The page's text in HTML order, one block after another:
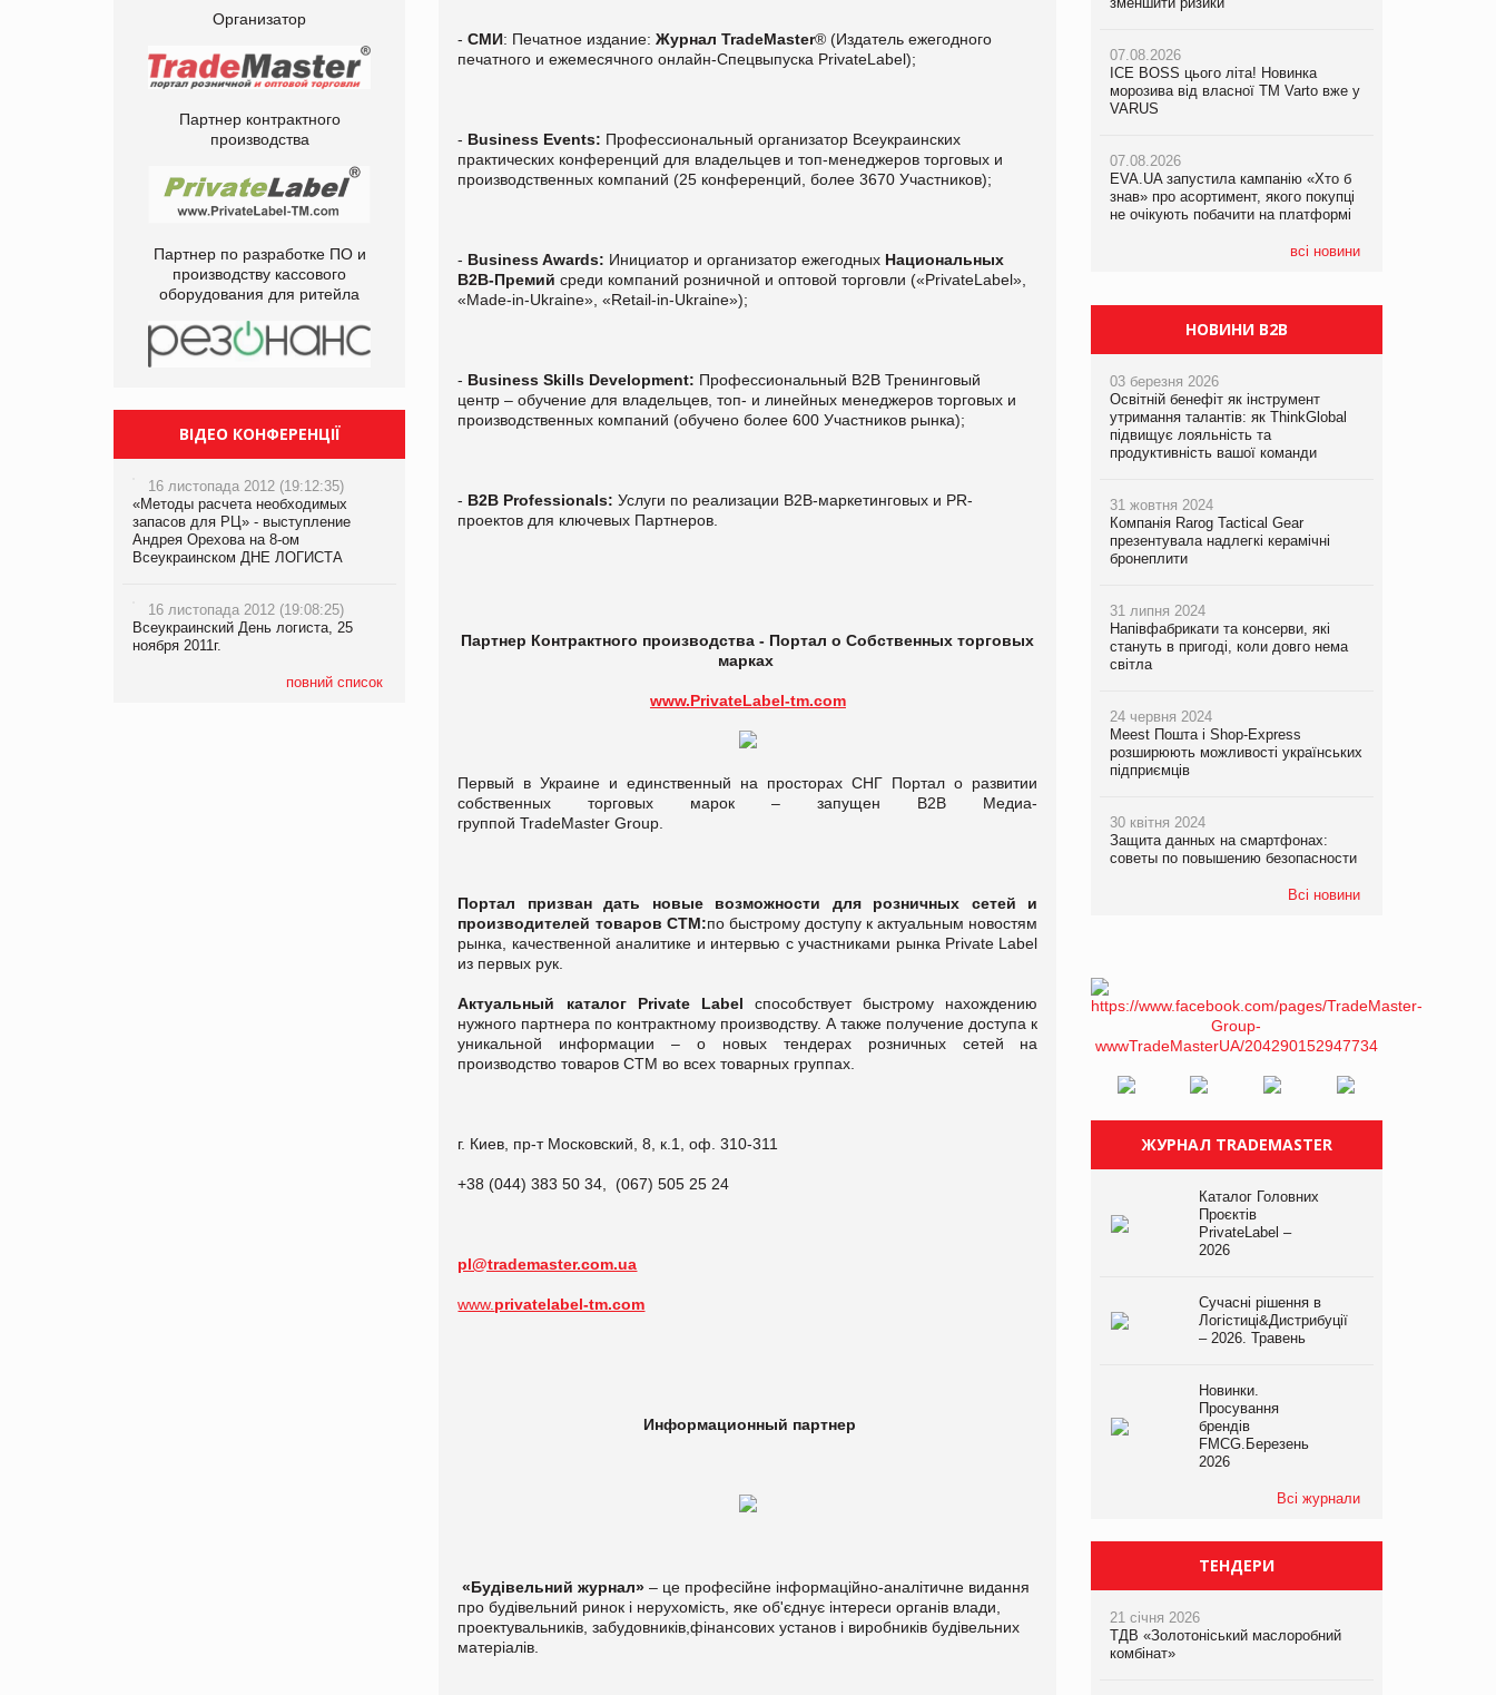
Организатор
Партнер контрактного
производства
Партнер по разработке ПО и
производству кассового
оборудования для ритейла
ВІДЕО КОНФЕРЕНЦІЇ
16 листопада 2012 (19:12:35)
«Методы расчета необходимых
запасов для РЦ» - выступление
Андрея Орехова на 8-ом
Всеукраинском ДНЕ ЛОГИСТА
16 листопада 2012 (19:08:25)
Всеукраинский День логиста, 25
ноября 2011г.
повний список
-СМИ: Печатное издание:Журнал TradeMaster® (Издатель ежегодного
печатного и ежемесячного онлайн-Спецвыпуска PrivateLabel);
- Business Events: Профессиональный организатор Всеукраинских
практических конференций для владельцев и топ-менеджеров торговых и
производственных компаний (25 конференций, более 3670 Участников);
- Business Awards: Инициатор и организатор ежегодных Национальных
В2В-Премий среди компаний розничной и оптовой торговли («PrivateLabel»,
«Made-in-Ukraine», «Retail-in-Ukraine»);
- Business Skills Development: Профессиональный В2В Тренинговый
центр – обучение для владельцев, топ- и линейных менеджеров торговых и
производственных компаний (обучено более 600 Участников рынка);
- B2B Professionals: Услуги по реализации В2В-маркетинговых и PR-
проектов для ключевых Партнеров.
Партнер Контрактного производства - Портал о Собственных торговых
марках
www.PrivateLabel-tm.com
Первый в Украине и единственный на просторах СНГ Портал о развитии
собственных торговых марок – запущен В2В Медиа-
группой TradeMaster Group.
Портал призван дать новые возможности для розничных сетей и
производителей товаров СТМ:по быстрому доступу к актуальным новостям
рынка, качественной аналитике и интервью с участниками рынка Private Label
из первых рук.
Актуальный каталог Private Label способствует быстрому нахождению
нужного партнера по контрактному производству. А также получение доступа к
уникальной информации – о новых тендерах розничных сетей на
производство товаров СТМ во всех товарных группах.
г. Киев, пр-т Московский, 8, к.1, оф. 310-311
+38 (044) 383 50 34, (067) 505 25 24
pl@trademaster.com.ua
www. privatelabel-tm.com
Информационный партнер
«Будівельний журнал» – це професійне інформаційно-аналітичне видання
про будівельний ринок і нерухомість, яке об'єднує інтереси органів влади,
проектувальників, забудовників,фінансових установ і виробників будівельних
матеріалів.
07.08.2026
ICE BOSS цього літа! Новинка
морозива від власної ТМ Varto вже у
VARUS
07.08.2026
EVA.UA запустила кампанію «Хто б
знав» про асортимент, якого покупці
не очікують побачити на платформі
всі новини
06.08.2026
Смачна новинка для хвостатих: у
VARUS з’явилися паучі Varto Paw
05.08.2026
Мережа супермаркетів VARUS купує
мережу магазинів формату
компанія налічуватиме 374 магазини
07.08.2026
Франція заборонила рекламні дзвінки
НОВИНИ B2B
03 березня 2026
Освітній бенефіт як інструмент
утримання талантів: як ThinkGlobal
підвищує лояльність та
продуктивність вашої команди
31 жовтня 2024
Компанія Rarog Tactical Gear
презентувала надлегкі керамічні
бронеплити
31 липня 2024
Напівфабрикати та консерви, які
стануть в пригоді, коли довго нема
світла
24 червня 2024
Meest Пошта і Shop-Express
розширюють можливості українських
підприємців
30 квітня 2024
Защита данных на смартфонах:
советы по повышению безопасности
Всі новини
ЖУРНАЛ TRADEMASTER
Каталог Головних
Проєктів
PrivateLabel –
2026
Сучасні рішення в
Логістиці&Дистрибуції
– 2026. Травень
Новинки.
Просування
брендів
FMCG.Березень
2026
Всі журнали
ТЕНДЕРИ
21 січня 2026
ТДВ «Золотоніський маслоробний
комбінат»